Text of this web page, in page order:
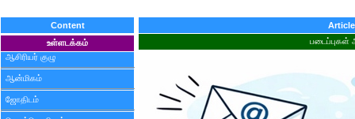
Content
உள்ளடக்கம்
ஆசிரியர் குழு
ஆன்மிகம்
ஜோதிடம்
படைப்புகள்